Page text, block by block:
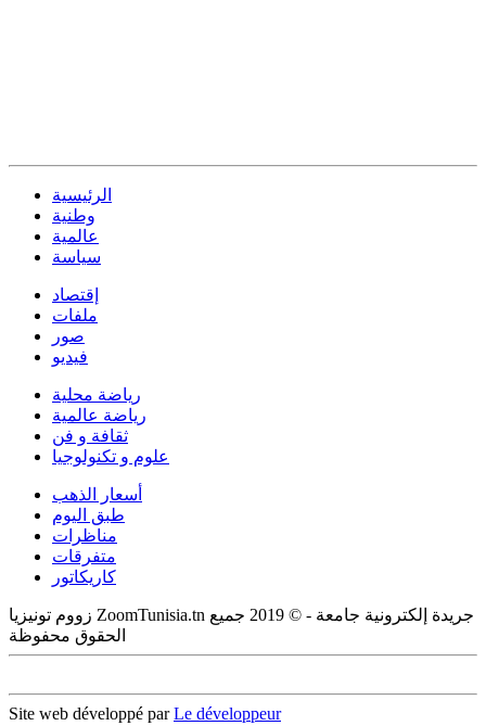
الرئيسية
وطنية
عالمية
سياسة
إقتصاد
ملفات
صور
فيديو
رياضة محلية
رياضة عالمية
ثقافة و فن
علوم و تكنولوجيا
أسعار الذهب
طبق اليوم
مناظرات
متفرقات
كاريكاتور
زووم تونيزيا ZoomTunisia.tn جريدة إلكترونية جامعة - © 2019 جميع
الحقوق محفوظة
Site web développé parLe développeur